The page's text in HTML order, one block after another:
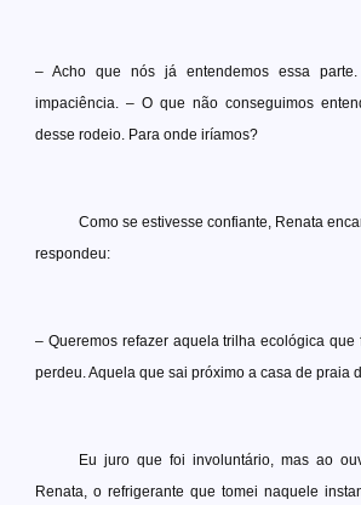
– Acho que nós já entendemos essa
impaciência. – O que não conseguimos
desse rodeio. Para onde iríamos?
Como se estivesse confiante, Renata
respondeu:
– Queremos refazer aquela trilha ecológica que
perdeu. Aquela que sai próximo a casa de praia
Eu juro que foi involuntário, mas ao
Renata, o refrigerante que tomei naquele